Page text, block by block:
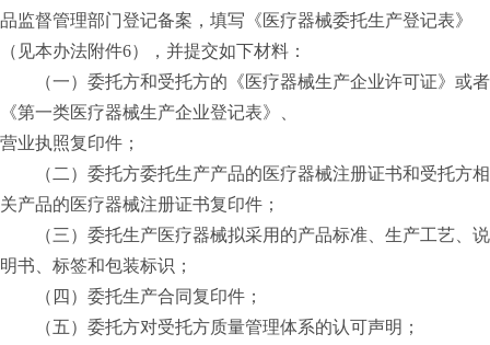
品监督管理部门登记备案，填写《医疗器械委托生产登记表》
（见本办法附件6），并提交如下材料：
（一）委托方和受托方的《医疗器械生产企业许可证》或者
《第一类医疗器械生产企业登记表》、
营业执照复印件；
（二）委托方委托生产产品的医疗器械注册证书和受托方相
关产品的医疗器械注册证书复印件；
（三）委托生产医疗器械拟采用的产品标准、生产工艺、说
明书、标签和包装标识；
（四）委托生产合同复印件；
（五）委托方对受托方质量管理体系的认可声明；